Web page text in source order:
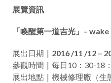
展覽資訊
「喚醒第一道吉光」–
展出日期｜ 2016 /11 /12 –
參觀時間｜每日10：30-18
展出地點｜機械修理廠（